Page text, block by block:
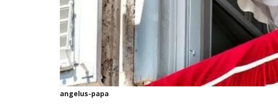
angelus-papa